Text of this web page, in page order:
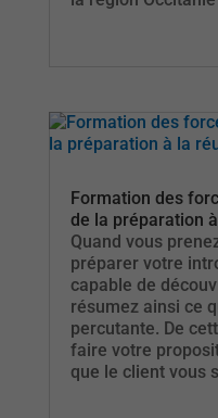
Formation des
de la préparation
Quand vous
préparer votre
capable de
résumez ainsi ce
percutante. De
faire votre
que le client vous